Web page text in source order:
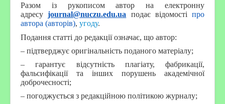
Разом із рукописом автор на електронну
адресуjournal@nuczu.edu.ua подає відомості про
автора (авторів), угоду.
Подання статті до редакції означає, що автор:
– підтверджує оригінальність поданого матеріалу;
– гарантує відсутність плагіату, фабрикації,
фальсифікації та інших порушень академічної
доброчесності;
– погоджується з редакційною політикою журналу;